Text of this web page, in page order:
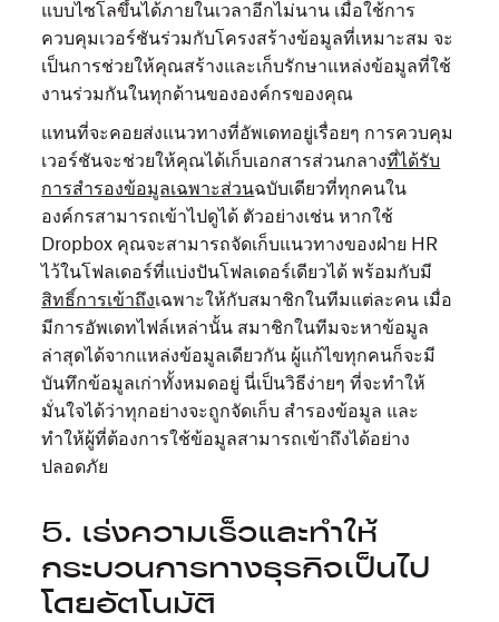
แบบไซโลขึ้นได้ภายในเวลาอีกไม่นาน เมื่อใช้การ
ควบคุมเวอร์ชันร่วมกับโครงสร้างข้อมูลที่เหมาะสม จะ
เป็นการช่วยให้คุณสร้างและเก็บรักษาแหล่งข้อมูลที่ใช้
งานร่วมกันในทุกด้านขององค์กรของคุณ
แทนที่จะคอยส่งแนวทางที่อัพเดทอยู่เรื่อยๆ การควบคุม
เวอร์ชันจะช่วยให้คุณได้เก็บเอกสารส่วนกลางที่ได้รับ
การสำรองข้อมูลเฉพาะส่วนฉบับเดียวที่ทุกคนใน
องค์กรสามารถเข้าไปดูได้ ตัวอย่างเช่น หากใช้
Dropbox คุณจะสามารถจัดเก็บแนวทางของฝ่าย HR
ไว้ในโฟลเดอร์ที่แบ่งปันโฟลเดอร์เดียวได้ พร้อมกับมี
สิทธิ์การเข้าถึงเฉพาะให้กับสมาชิกในทีมแต่ละคน เมื่อ
มีการอัพเดทไฟล์เหล่านั้น สมาชิกในทีมจะหาข้อมูล
ล่าสุดได้จากแหล่งข้อมูลเดียวกัน ผู้แก้ไขทุกคนก็จะมี
บันทึกข้อมูลเก่าทั้งหมดอยู่ นี่เป็นวิธีง่ายๆ ที่จะทำให้
มั่นใจได้ว่าทุกอย่างจะถูกจัดเก็บ สำรองข้อมูล และ
ทำให้ผู้ที่ต้องการใช้ข้อมูลสามารถเข้าถึงได้อย่าง
ปลอดภัย
5. เร่งความเร็วและทำให้
กระบวนการทางธุรกิจเป็นไป
โดยอัตโนมัติ